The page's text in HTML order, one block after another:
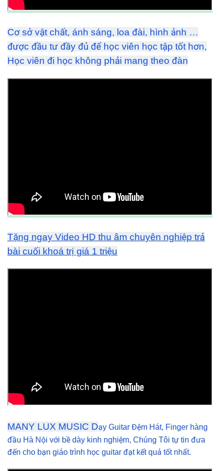
Cơ sở vật chất, ánh sáng, loa đài, hình ảnh …
được đầu tư đầy đủ để học viên học tập tốt hơn,
Học viên đi học không phải mang theo đàn
Tặng ngay Video HD thu âm chuyên nghiệp trả
bài cuối khoá trị giá 1 triệu
MANY LUX MUSIC Dạy Guitar Đệm Hát, Finger hàng
đầu Hà Nội với bề dày kinh nghiệm, Chúng Tôi tự tin đưa
đến cho bạn giáo trình học guitar đạt kết quả tốt nhất.